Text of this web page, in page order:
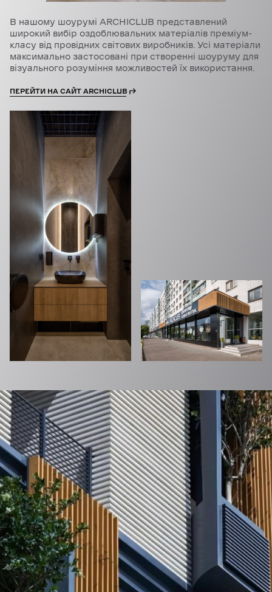
В нашому шоурумі ARCHICLUB представлений
широкий вибір оздоблювальних матеріалів преміум-
класу від провідних світових виробників. Усі матеріали
максимально застосовані при створенні шоуруму для
візуального розуміння можливостей їх використання.
ПЕРЕЙТИ НА САЙТ ARCHICLUB